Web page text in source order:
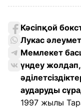
Кәсіпқой
Лукас
Мемлекет
үндеу
аударуды
1997 жылы